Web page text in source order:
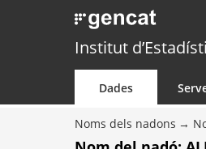
Institut
Dades
Noms dels nadons